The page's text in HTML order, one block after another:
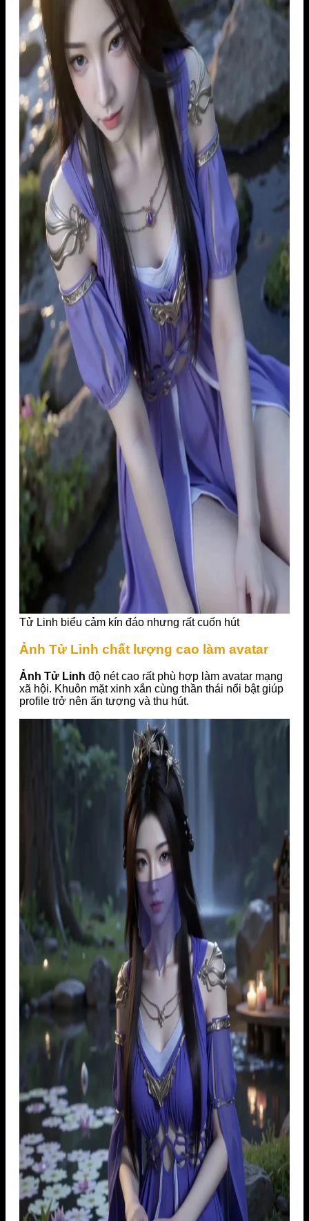
Tử Linh biểu cảm kín đáo nhưng rất cuốn hút
Ảnh Tử Linh chất lượng cao làm avatar
Ảnh Tử Linh độ nét cao rất phù hợp làm avatar mạng
xã hội. Khuôn mặt xinh xắn cùng thần thái nổi bật giúp
profile trở nên ấn tượng và thu hút.